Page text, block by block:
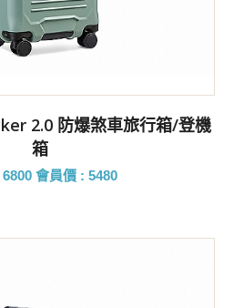
2.0 防爆煞車旅行箱/登機
箱
會員價 : 5480